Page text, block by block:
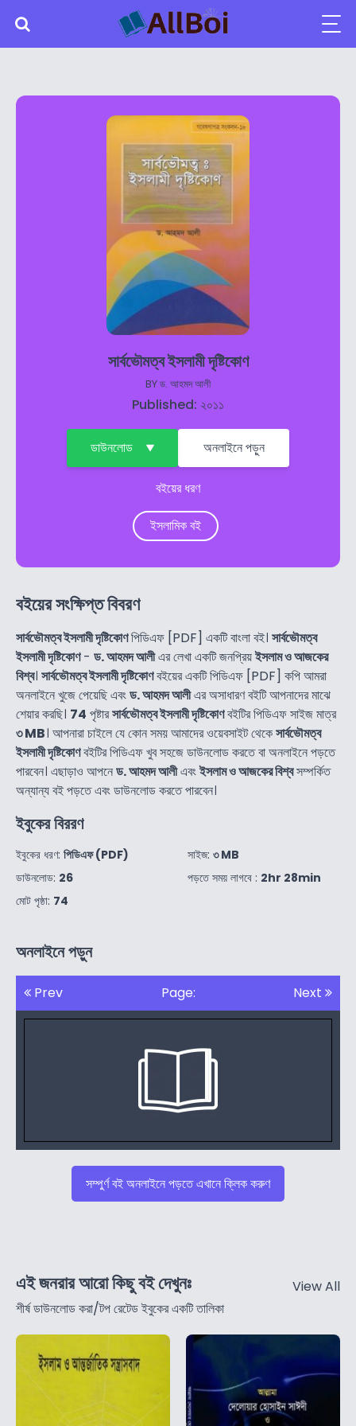
সার্বভৌমত্ব ইসলামী দৃষ্টিকোণ
BYড. আহমদ আলী
Published: ২০১১
ডাউনলোড অনলাইনে পড়ুন
বইয়ের ধরণ
ইসলামিক বই
বইয়ের সংক্ষিপ্ত বিবরণ
সার্বভৌমত্ব ইসলামী দৃষ্টিকোণপিডিএফ [PDF] একটি বাংলা বই। সার্বভৌমত্ব
ইসলামী দৃষ্টিকোণ- ড. আহমদ আলীএর লেখা একটি জনপ্রিয়ইসলাম ও আজকের
বিশ্ব। সার্বভৌমত্ব ইসলামী দৃষ্টিকোণবইয়ের একটি পিডিএফ [PDF] কপি আমরা
অনলাইনে খুজে পেয়েছি এবংড. আহমদ আলীএর অসাধারণ বইটি আপনাদের মাঝে
শেয়ার করছি। 74 পৃষ্টারসার্বভৌমত্ব ইসলামী দৃষ্টিকোণবইটির পিডিএফ সাইজ মাত্র
৩ MB। আপনারা চাইলে যে কোন সময় আমাদের ওয়েবসাইট থেকেসার্বভৌমত্ব
ইসলামী দৃষ্টিকোণবইটির পিডিএফ খুব সহজে ডাউনলোড করতে বা অনলাইনে পড়তে
পারবেন। এছাড়াও আপনেড. আহমদ আলীএবংইসলাম ও আজকের বিশ্বসম্পর্কিত
অন্যান্য বই পড়তে এবং ডাউনলোড করতে পারবেন।
ইবুকের বিররণ
ইবুকের ধরণ: পিডিএফ (PDF)
ডাউনলোড: 26
মোট পৃষ্ঠা: 74
সাইজ: ৩ MB
পড়তে সময় লাগবে : 2hr 28min
অনলাইনে পড়ুন
Prev Page: Next
সম্পুর্ণ বই অনলাইনে পড়তে এখানে ক্লিক করুণ
এই জনরার আরো কিছু বই দেখুনঃ
শীর্ষ ডাউনলোড করা/টপ রেটেড ইবুকের একটি তালিকা
View All